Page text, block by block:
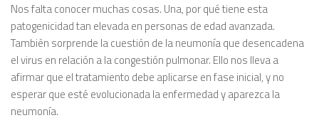
Nos falta conocer muchas cosas. Una, por qué tiene esta
patogenicidad tan elevada en personas de edad avanzada.
También sorprende la cuestión de la neumonía que desencadena
el virus en relación a la congestión pulmonar. Ello nos lleva a
afirmar que el tratamiento debe aplicarse en fase inicial, y no
esperar que esté evolucionada la enfermedad y aparezca la
neumonía.